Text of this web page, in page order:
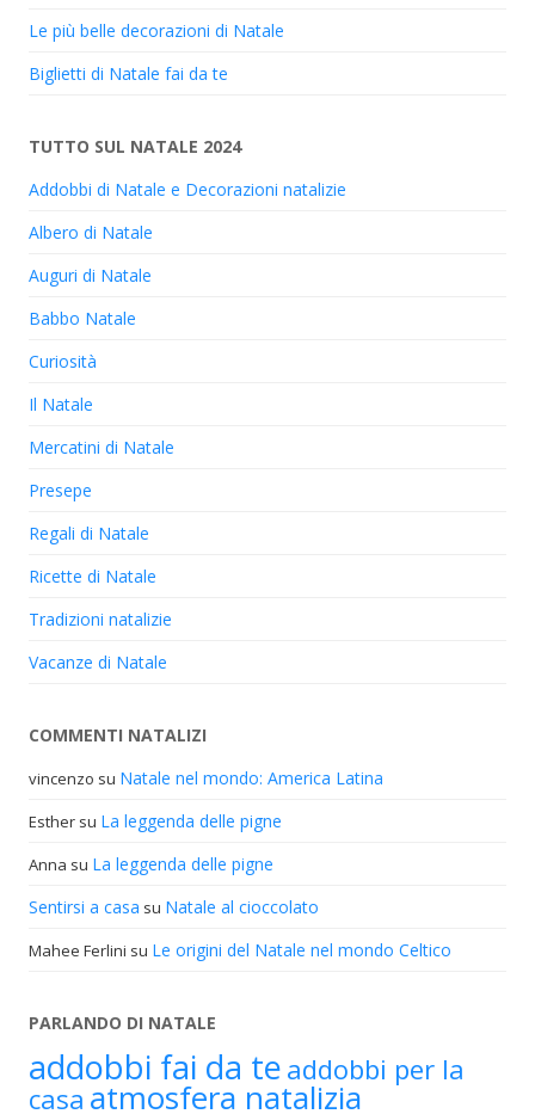
Le più belle decorazioni di Natale
Biglietti di Natale fai da te
TUTTO SUL NATALE 2024
Addobbi di Natale e Decorazioni natalizie
Albero di Natale
Auguri di Natale
Babbo Natale
Curiosità
Il Natale
Mercatini di Natale
Presepe
Regali di Natale
Ricette di Natale
Tradizioni natalizie
Vacanze di Natale
COMMENTI NATALIZI
vincenzo su Natale nel mondo: America Latina
Esther su La leggenda delle pigne
Anna su La leggenda delle pigne
Sentirsi a casa su Natale al cioccolato
Mahee Ferlini su Le origini del Natale nel mondo Celtico
PARLANDO DI NATALE
addobbi fai da te addobbi per la
casa atmosfera natalizia